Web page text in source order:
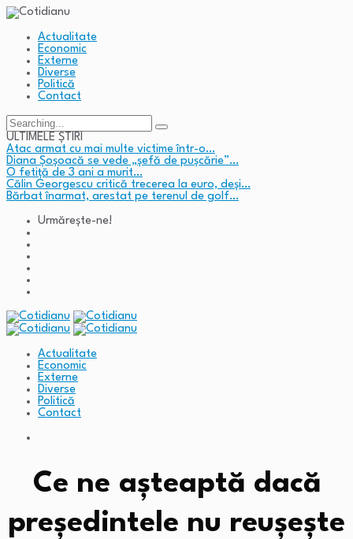
Actualitate
Economic
Externe
Diverse
Politică
Contact
Search
for:
ULTIMELE ȘTIRI
Atac armat cu mai multe victime într-o…
Diana Șoșoacă se vede „șefă de pușcărie”…
O fetiță de 3 ani a murit…
Călin Georgescu critică trecerea la euro, deși…
Bărbat înarmat, arestat pe terenul de golf…
Urmărește-ne!
Actualitate
Economic
Externe
Diverse
Politică
Contact
Ce ne așteaptă dacă
președintele nu reușește